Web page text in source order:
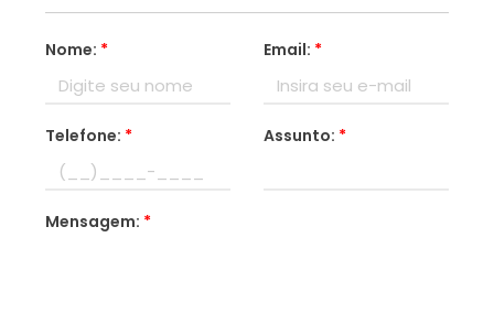
Nome: * Email: *
Telefone: * Assunto: *
Mensagem: *